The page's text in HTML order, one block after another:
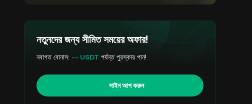
নতুনদের জন্য সীমিত সময়ের অফার!
নবাগত বোনাস: -- USDT পর্যন্ত পুরস্কার পান!
সাইন আপ করুন